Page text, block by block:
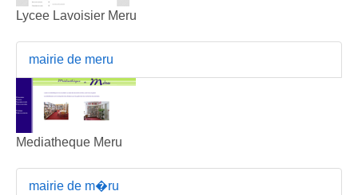
Lycee Lavoisier Meru
mairie de meru
Mediatheque Meru
mairie de m�ru